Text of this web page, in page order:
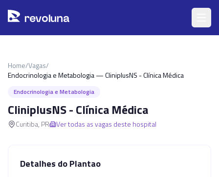
revoluna
Home/Vagas/
Endocrinologia e Metabologia — CliniplusNS - Clínica Médica
Endocrinologia e Metabologia
CliniplusNS - Clínica Médica
Curitiba, PR Ver todas as vagas deste hospital
Detalhes do Plantao